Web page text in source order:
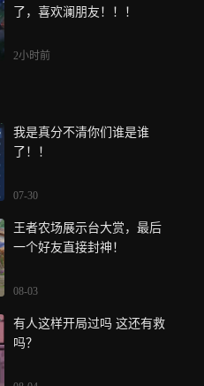
了，喜欢澜朋友！！！
2小时前
我是真分不清你们谁是谁
了！！
07-30
王者农场展示台大赏，最后
一个好友直接封神！
08-03
有人这样开局过吗 这还有救
吗？